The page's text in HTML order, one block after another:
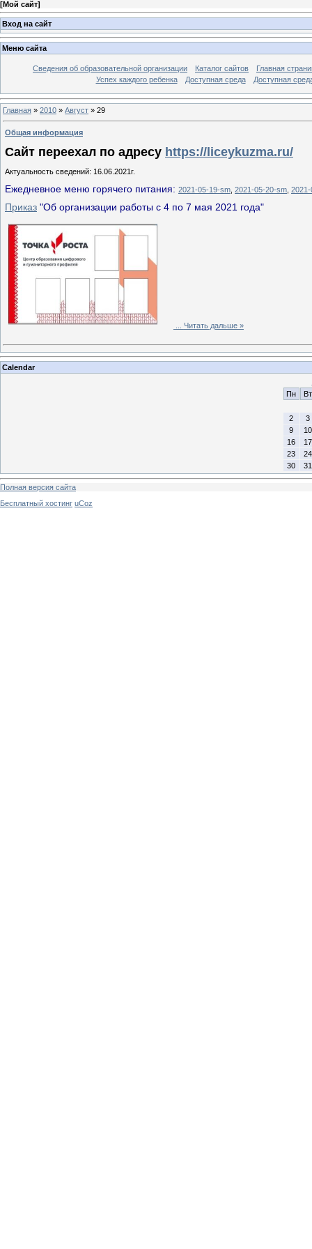
[Мой сайт]
Вход на сайт
Меню сайта
Сведения об образовательной организации Каталог сайтов
Главная
Успех каждого ребенка
Доступная среда Доступная
Главная » 2010 » Август » 29
Общая информация
Сайт переехал по адресу https://liceykuzma.ru/
Актуальность сведений: 16.06.2021г.
Ежедневное меню горячего питания: 2021-05-19-sm 2021-05-20-sm
Приказ "Об организации работы с 4 по 7 мая 2021 года"
Читать дальше »
Calendar
Пн
Вт
2
3
9
10
16
17
23
24
30
31
Полная версия сайта
Бесплатный хостинг uCoz